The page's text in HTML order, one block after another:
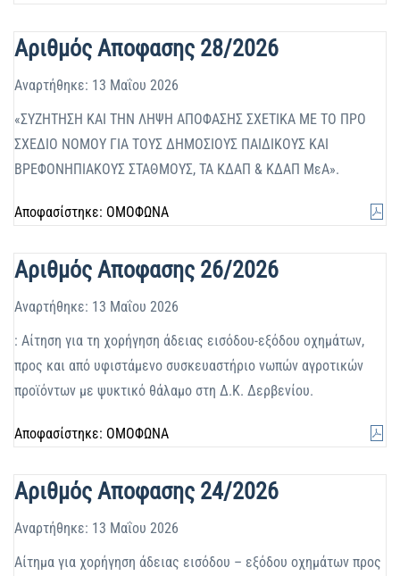
Αριθμός Αποφασης 28/2026
Αναρτήθηκε: 13 Μαΐου 2026
«ΣΥΖΗΤΗΣΗ ΚΑΙ ΤΗΝ ΛΗΨΗ ΑΠΟΦΑΣΗΣ ΣΧΕΤΙΚΑ ΜΕ ΤΟ ΠΡΟ
ΣΧΕΔΙΟ ΝΟΜΟΥ ΓΙΑ ΤΟΥΣ ΔΗΜΟΣΙΟΥΣ ΠΑΙΔΙΚΟΥΣ ΚΑΙ
ΒΡΕΦΟΝΗΠΙΑΚΟΥΣ ΣΤΑΘΜΟΥΣ, ΤΑ ΚΔΑΠ & ΚΔΑΠ ΜεΑ».
Αποφασίστηκε: ΟΜΟΦΩΝΑ
Αριθμός Αποφασης 26/2026
Αναρτήθηκε: 13 Μαΐου 2026
: Αίτηση για τη χορήγηση άδειας εισόδου-εξόδου οχημάτων,
προς και από υφιστάμενο συσκευαστήριο νωπών αγροτικών
προϊόντων με ψυκτικό θάλαμο στη Δ.Κ. Δερβενίου.
Αποφασίστηκε: ΟΜΟΦΩΝΑ
Αριθμός Αποφασης 24/2026
Αναρτήθηκε: 13 Μαΐου 2026
Αίτημα για χορήγηση άδειας εισόδου – εξόδου οχημάτων προς